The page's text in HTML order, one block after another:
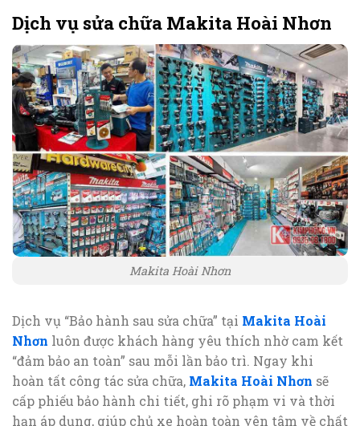
Dịch vụ sửa chữa Makita Hoài Nhơn
Makita Hoài Nhơn
Dịch vụ “Bảo hành sau sửa chữa” tại Makita Hoài
Nhơn luôn được khách hàng yêu thích nhờ cam kết
“đảm bảo an toàn” sau mỗi lần bảo trì. Ngay khi
hoàn tất công tác sửa chữa, Makita Hoài Nhơn sẽ
cấp phiếu bảo hành chi tiết, ghi rõ phạm vi và thời
hạn áp dụng, giúp chủ xe hoàn toàn yên tâm về chất